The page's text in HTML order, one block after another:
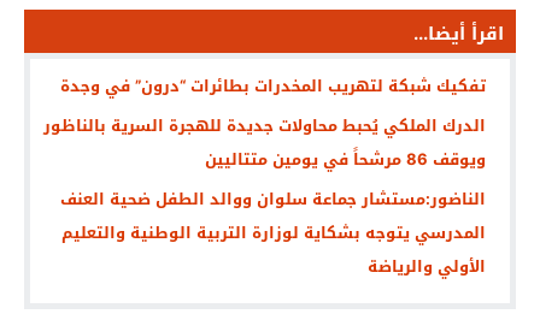
اقرأ أيضا...
تفكيك شبكة لتهريب المخدرات بطائرات “درون” في وجدة
الدرك الملكي يُحبط محاولات جديدة للهجرة السرية بالناظور
ويوقف 86 مرشحاً في يومين متتاليين
الناضور:مستشار جماعة سلوان ووالد الطفل ضحية العنف
المدرسي يتوجه بشكاية لوزارة التربية الوطنية والتعليم
الأولي والرياضة